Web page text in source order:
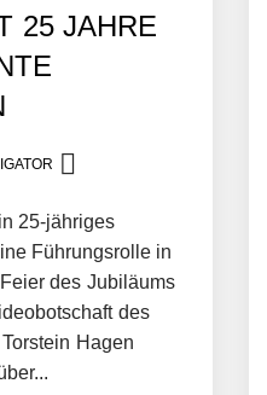
25 JAHRE
25-jähriges
Führungsrolle in
des Jubiläums
des
Hagen